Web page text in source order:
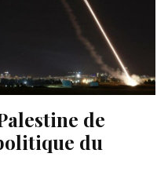
de
du